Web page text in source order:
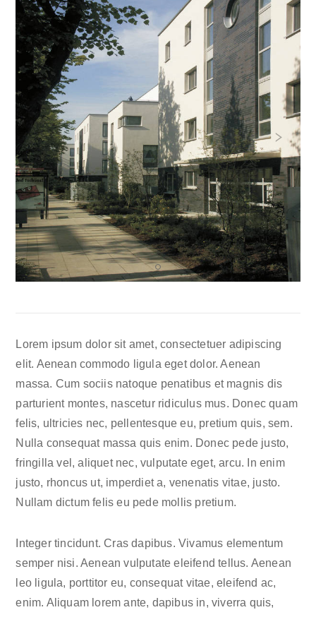
Lorem ipsum dolor sit amet, consectetuer adipiscing
elit. Aenean commodo ligula eget dolor. Aenean
massa. Cum sociis natoque penatibus et magnis dis
parturient montes, nascetur ridiculus mus. Donec quam
felis, ultricies nec, pellentesque eu, pretium quis, sem.
Nulla consequat massa quis enim. Donec pede justo,
fringilla vel, aliquet nec, vulputate eget, arcu. In enim
justo, rhoncus ut, imperdiet a, venenatis vitae, justo.
Nullam dictum felis eu pede mollis pretium.
Integer tincidunt. Cras dapibus. Vivamus elementum
semper nisi. Aenean vulputate eleifend tellus. Aenean
leo ligula, porttitor eu, consequat vitae, eleifend ac,
enim. Aliquam lorem ante, dapibus in, viverra quis,